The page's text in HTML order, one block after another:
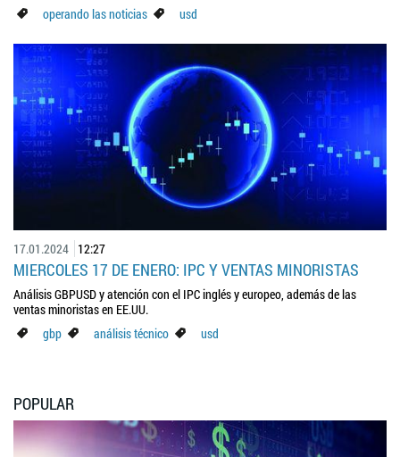
operando las noticias
usd
17.01.2024 12:27
MIERCOLES 17 DE ENERO: IPC Y VENTAS MINORISTAS
Análisis GBPUSD y atención con el IPC inglés y europeo, además de las
ventas minoristas en EE.UU.
gbp
análisis técnico usd
POPULAR